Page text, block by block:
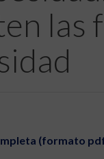
las
(formato